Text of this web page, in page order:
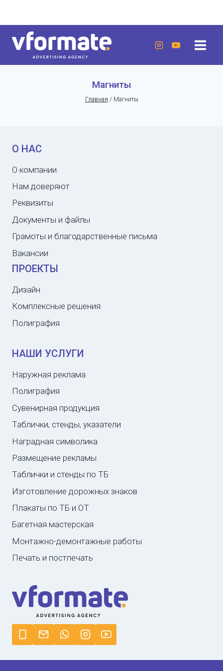
содержанию
Магниты
Главная / Магниты
О НАС
О компании
Нам доверяют
Реквизиты
Документы и файлы
Грамоты и благодарственные письма
Вакансии
ПРОЕКТЫ
Дизайн
Комплексные решения
Полиграфия
НАШИ УСЛУГИ
Наружная реклама
Полиграфия
Сувенирная продукция
Таблички, стенды, указатели
Наградная символика
Размещение рекламы
Таблички и стенды по ТБ
Изготовление дорожных знаков
Плакаты по ТБ и ОТ
Багетная мастерская
Монтажно-демонтажные работы
Печать и постпечать